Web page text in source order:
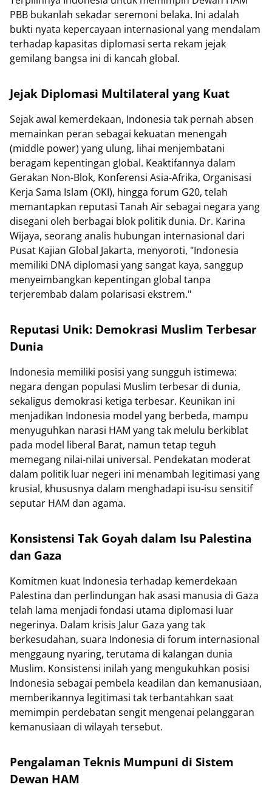
PBB bukanlah sekadar seremoni belaka. Ini adalah
bukti nyata kepercayaan internasional yang mendalam
terhadap kapasitas diplomasi serta rekam jejak
gemilang bangsa ini di kancah global.
Jejak Diplomasi Multilateral yang Kuat
Sejak awal kemerdekaan, Indonesia tak pernah absen
memainkan peran sebagai kekuatan menengah
(middle power) yang ulung, lihai menjembatani
beragam kepentingan global. Keaktifannya dalam
Gerakan Non-Blok, Konferensi Asia-Afrika, Organisasi
Kerja Sama Islam (OKI), hingga forum G20, telah
memantapkan reputasi Tanah Air sebagai negara yang
disegani oleh berbagai blok politik dunia. Dr. Karina
Wijaya, seorang analis hubungan internasional dari
Pusat Kajian Global Jakarta, menyoroti, "Indonesia
memiliki DNA diplomasi yang sangat kaya, sanggup
menyeimbangkan kepentingan global tanpa
terjerembab dalam polarisasi ekstrem."
Reputasi Unik: Demokrasi Muslim Terbesar
Dunia
Indonesia memiliki posisi yang sungguh istimewa:
negara dengan populasi Muslim terbesar di dunia,
sekaligus demokrasi ketiga terbesar. Keunikan ini
menjadikan Indonesia model yang berbeda, mampu
menyuguhkan narasi HAM yang tak melulu berkiblat
pada model liberal Barat, namun tetap teguh
memegang nilai-nilai universal. Pendekatan moderat
dalam politik luar negeri ini menambah legitimasi yang
krusial, khususnya dalam menghadapi isu-isu sensitif
seputar HAM dan agama.
Konsistensi Tak Goyah dalam Isu Palestina
dan Gaza
Komitmen kuat Indonesia terhadap kemerdekaan
Palestina dan perlindungan hak asasi manusia di Gaza
telah lama menjadi fondasi utama diplomasi luar
negerinya. Dalam krisis Jalur Gaza yang tak
berkesudahan, suara Indonesia di forum internasional
menggaung nyaring, terutama di kalangan dunia
Muslim. Konsistensi inilah yang mengukuhkan posisi
Indonesia sebagai pembela keadilan dan kemanusiaan,
memberikannya legitimasi tak terbantahkan saat
memimpin perdebatan sengit mengenai pelanggaran
kemanusiaan di wilayah tersebut.
Pengalaman Teknis Mumpuni di Sistem
Dewan HAM